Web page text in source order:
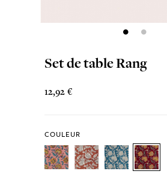
Set de table Rang
12,92 €
COULEUR